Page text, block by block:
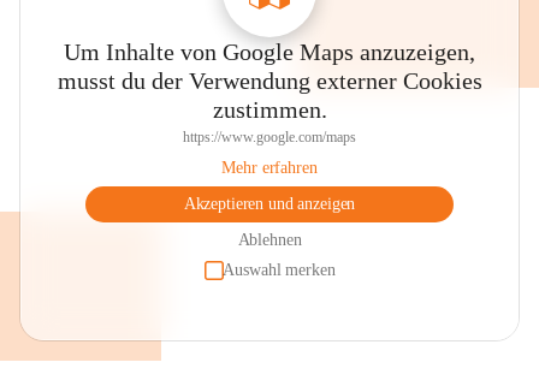
Um Inhalte von Google Maps anzuzeigen,
musst du der Verwendung externer Cookies
zustimmen.
https://www.google.com/maps
Mehr erfahren
Akzeptieren und anzeigen
Ablehnen
Auswahl merken